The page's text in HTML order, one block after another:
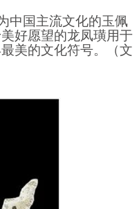
中国主流文化的玉佩
好愿望的龙凤璜用于
美的文化符号。（文